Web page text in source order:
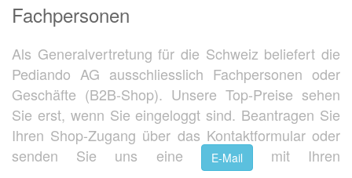
Fachpersonen
Als Generalvertretung für die Schweiz beliefert die
Pediando AG ausschliesslich Fachpersonen oder
Geschäfte (B2B-Shop). Unsere Top-Preise sehen
Sie erst, wenn Sie eingeloggt sind. Beantragen Sie
Ihren Shop-Zugang über das Kontaktformular oder
senden Sie uns eine
E-Mail
mit Ihren